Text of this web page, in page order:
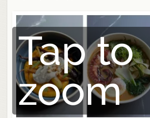
Tap to
zoom